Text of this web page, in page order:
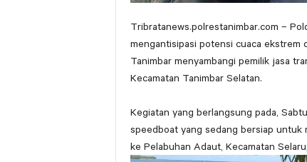
Tribratanews.polrestanimbar.com –
mengantisipasi potensi cuaca ekstrem
Tanimbar menyambangi pemilik jasa
Kecamatan Tanimbar Selatan.
Kegiatan yang berlangsung pada,
speedboat yang sedang bersiap
ke Pelabuhan Adaut, Kecamatan